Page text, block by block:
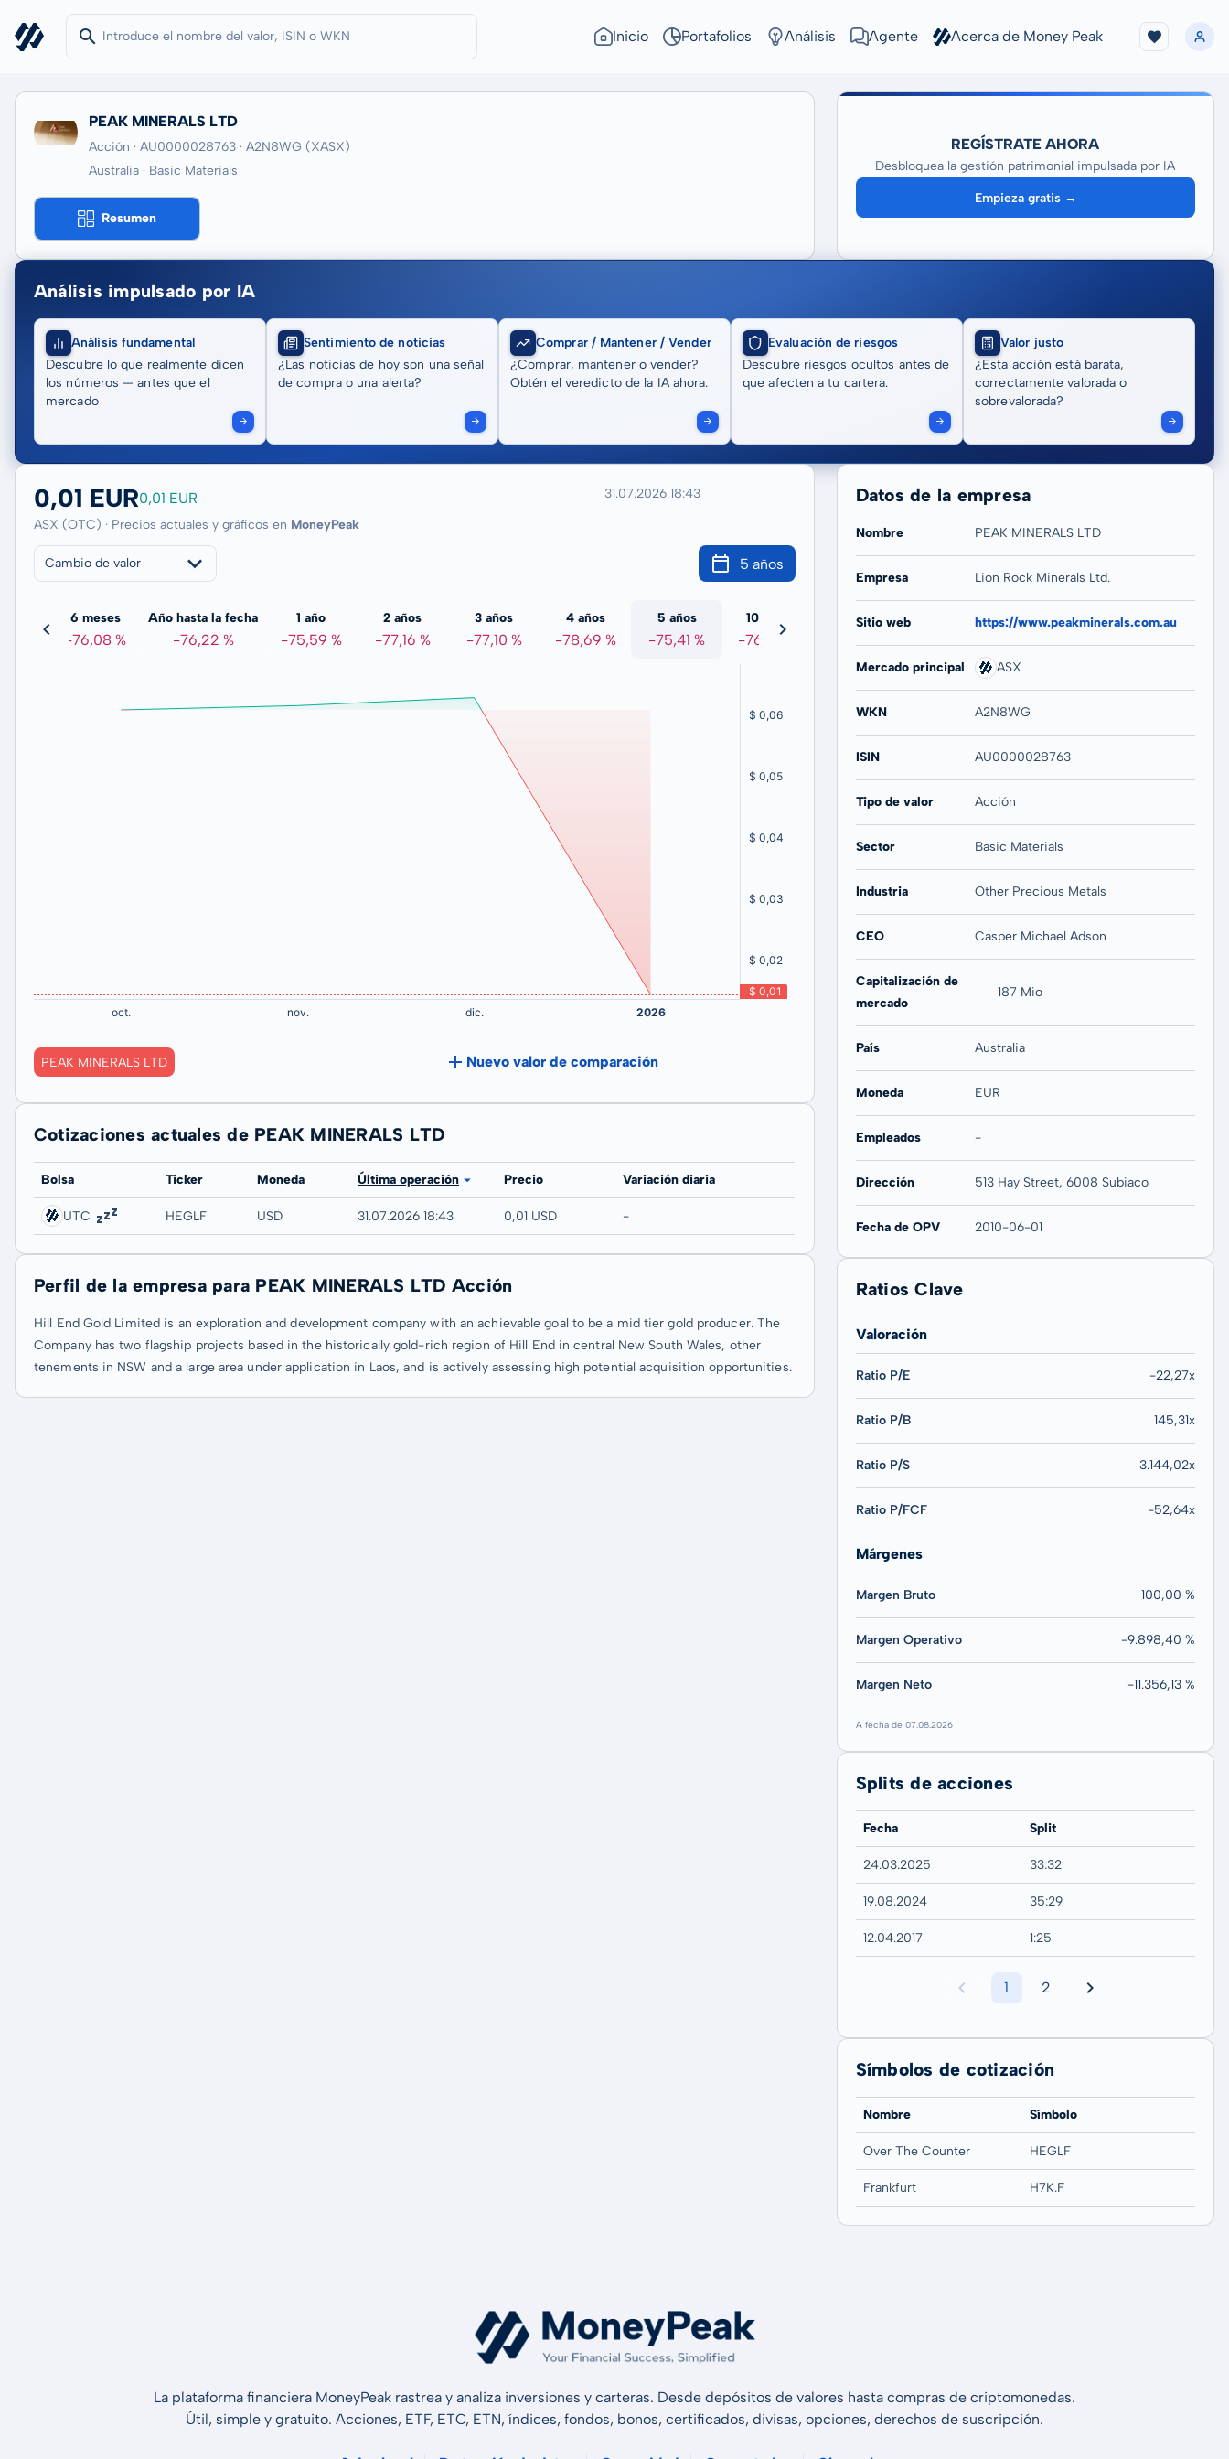
Inicio Portafolios Análisis Agente Acerca de Money Peak
PEAK MINERALS LTD
Acción · AU0000028763 · A2N8WG (XASX)
Australia · Basic Materials
Resumen
REGÍSTRATE AHORA
Desbloquea la gestión patrimonial impulsada por IA
Empieza gratis →
Análisis impulsado por IA
Análisis fundamental
Descubre lo que realmente dicen
los números — antes que el
mercado
Sentimiento de noticias
¿Las noticias de hoy son una señal
de compra o una alerta?
Comprar / Mantener / Vender
¿Comprar, mantener o vender?
Obtén el veredicto de la IA ahora.
Evaluación de riesgos
Descubre riesgos ocultos antes de
que afecten a tu cartera.
Valor justo
¿Esta acción está barata,
correctamente valorada o
sobrevalorada?
0,01 EUR0,01 EUR
ASX (OTC) · Precios actuales y gráficos en MoneyPeak
31.07.2026 18:43
Cambio de valor 5 años
6 meses
-76,08 %
Año hasta la fecha
-76,22 %
1 año
-75,59 %
2 años
-77,16 %
3 años
-77,10 %
4 años
-78,69 %
5 años
-75,41 %
10 años
-76,82 %
20 años
PEAK MINERALS LTD Nuevo valor de comparación
Cotizaciones actuales de PEAK MINERALS LTD
Bolsa Ticker Moneda Última operación Precio Variación diaria
UTC HEGLF USD 31.07.2026 18:43 0,01 USD -
Perfil de la empresa para PEAK MINERALS LTD Acción
Hill End Gold Limited is an exploration and development company with an achievable goal to be a mid tier gold producer. The
Company has two flagship projects based in the historically gold-rich region of Hill End in central New South Wales, other
tenements in NSW and a large area under application in Laos, and is actively assessing high potential acquisition opportunities.
Datos de la empresa
Nombre PEAK MINERALS LTD
Empresa Lion Rock Minerals Ltd.
Sitio web https://www.peakminerals.com.au
Mercado principal ASX
WKN A2N8WG
ISIN AU0000028763
Tipo de valor Acción
Sector Basic Materials
Industria Other Precious Metals
CEO Casper Michael Adson
Capitalización de
mercado
187 Mio
País Australia
Moneda EUR
Empleados -
Dirección 513 Hay Street, 6008 Subiaco
Fecha de OPV 2010-06-01
Ratios Clave
Valoración
Ratio P/E -22,27x
Ratio P/B 145,31x
Ratio P/S 3.144,02x
Ratio P/FCF -52,64x
Márgenes
Margen Bruto 100,00 %
Margen Operativo -9.898,40 %
Margen Neto -11.356,13 %
A fecha de 07.08.2026
Splits de acciones
Fecha Split
24.03.2025 33:32
19.08.2024 35:29
12.04.2017 1:25
1 2
Símbolos de cotización
Nombre Símbolo
Over The Counter HEGLF
Frankfurt H7K.F
La plataforma financiera MoneyPeak rastrea y analiza inversiones y carteras. Desde depósitos de valores hasta compras de criptomonedas.
Útil, simple y gratuito. Acciones, ETF, ETC, ETN, índices, fondos, bonos, certificados, divisas, opciones, derechos de suscripción.